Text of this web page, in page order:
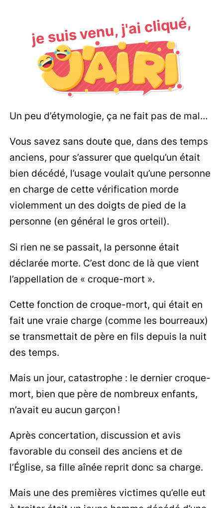
je suis venu, j'ai cliqué,
Un peu d’étymologie, ça ne fait pas de mal…
Vous savez sans doute que, dans des temps
anciens, pour s’assurer que quelqu’un était
bien décédé, l’usage voulait qu’une personne
en charge de cette vérification morde
violemment un des doigts de pied de la
personne (en général le gros orteil).
Si rien ne se passait, la personne était
déclarée morte. C’est donc de là que vient
l’appellation de « croque-mort ».
Cette fonction de croque-mort, qui était en
fait une vraie charge (comme les bourreaux)
se transmettait de père en fils depuis la nuit
des temps.
Mais un jour, catastrophe : le dernier croque-
mort, bien que père de nombreux enfants,
n’avait eu aucun garçon !
Après concertation, discussion et avis
favorable du conseil des anciens et de
l’Église, sa fille aînée reprit donc sa charge.
Mais une des premières victimes qu’elle eut